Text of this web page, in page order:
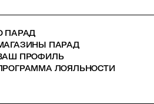
ПАРАД
ПАРАД
ПРОФИЛЬ
ЛОЯЛЬНОСТИ